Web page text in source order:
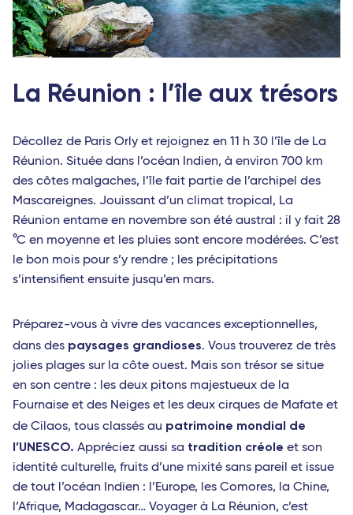
La Réunion : l’île aux trésors
Décollez de Paris Orly et rejoignez en 11 h 30 l’île de La
Réunion. Située dans l’océan Indien, à environ 700 km
des côtes malgaches, l’île fait partie de l’archipel des
Mascareignes. Jouissant d’un climat tropical, La
Réunion entame en novembre son été austral : il y fait 28
°C en moyenne et les pluies sont encore modérées. C’est
le bon mois pour s’y rendre ; les précipitations
s’intensifient ensuite jusqu’en mars.
Préparez-vous à vivre des vacances exceptionnelles,
dans des paysages grandioses. Vous trouverez de très
jolies plages sur la côte ouest. Mais son trésor se situe
en son centre : les deux pitons majestueux de la
Fournaise et des Neiges et les deux cirques de Mafate et
de Cilaos, tous classés au patrimoine mondial de
l’UNESCO. Appréciez aussi sa tradition créole et son
identité culturelle, fruits d’une mixité sans pareil et issue
de tout l’océan Indien : l’Europe, les Comores, la Chine,
l’Afrique, Madagascar… Voyager à La Réunion, c’est